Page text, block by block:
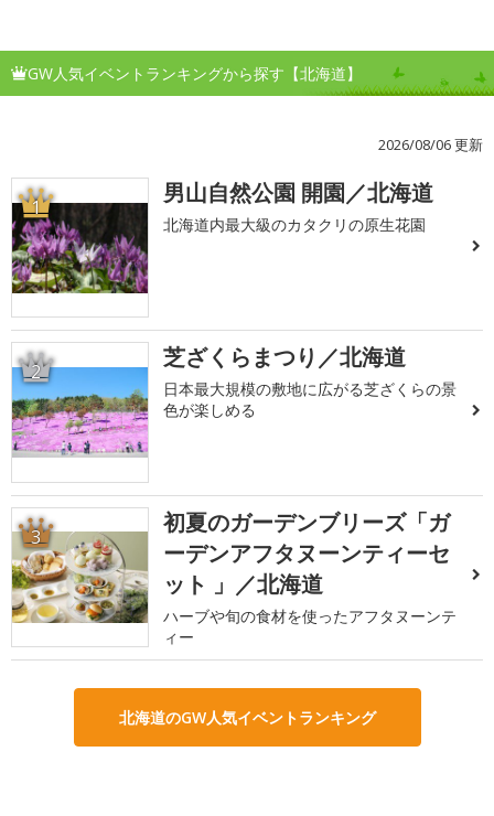
GW人気イベントランキングから探す【北海道】
2026/08/06 更新
1 男山自然公園 開園／北海道
北海道内最大級のカタクリの原生花園
2 芝ざくらまつり／北海道
日本最大規模の敷地に広がる芝ざくらの景
色が楽しめる
3
初夏のガーデンブリーズ「ガ
ーデンアフタヌーンティーセ
ット 」／北海道
ハーブや旬の食材を使ったアフタヌーンテ
ィー
北海道のGW人気イベントランキング